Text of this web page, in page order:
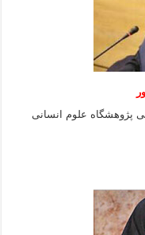
پژوهشگاه علوم
انسانی